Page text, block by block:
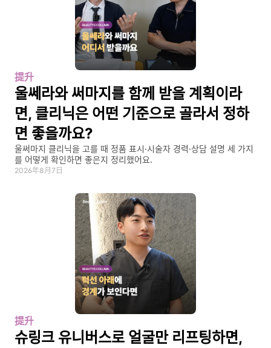
提升
울쎄라와 써마지를 함께 받을 계획이라
면, 클리닉은 어떤 기준으로 골라서 정하
면 좋을까요?
울써마지 클리닉을 고를 때 정품 표시·시술자 경력·상담 설명 세 가지
를 어떻게 확인하면 좋은지 정리했어요.
2026年8月7日
提升
슈링크 유니버스로 얼굴만 리프팅하면,